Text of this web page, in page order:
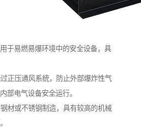
于易燃易爆环境中的安全设备，具
正压通风系统，防止外部爆炸性气
部电气设备安全运行。
材或不锈钢制造，具有较高的机械